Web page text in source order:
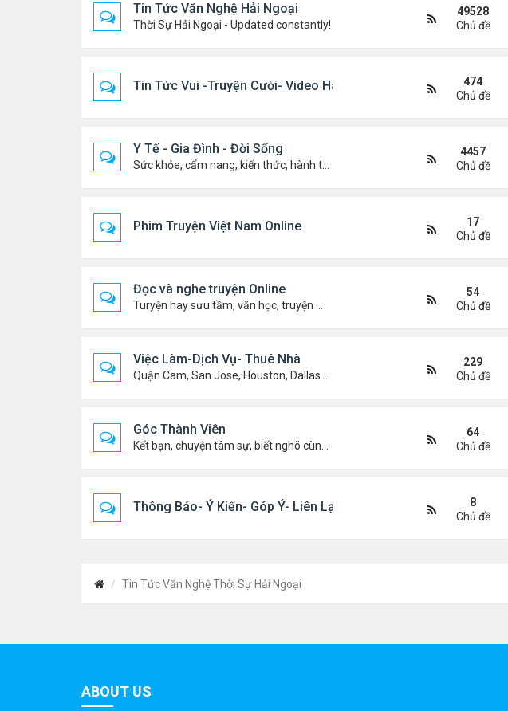
Tin Tức Văn Nghệ Hải Ngoại
Thời Sự Hải Ngoại - Updated constantly!
49528
Chủ đề
Tin Tức Vui -Truyện Cười- Video Hài
474
Chủ đề
Y Tế - Gia Đình - Đời Sống
4457
Chủ đề
Phim Truyện Việt Nam Online
17
Chủ đề
Đọc và nghe truyện Online
54
Chủ đề
Việc Làm-Dịch Vụ- Thuê Nhà
229
Chủ đề
Góc Thành Viên
64
Chủ đề
Thông Báo- Ý Kiến- Góp Ý- Liên Lạc
8
Chủ đề
Tin Tức Văn Nghệ Thời Sự Hải Ngoại
ABOUT US